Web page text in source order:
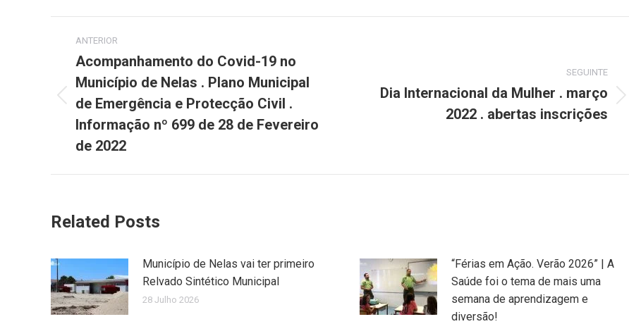
Post
navigation
ANTERIOR
Previous
post:
Acompanhamento do Covid-19 no
Município de Nelas . Plano Municipal
de Emergência e Protecção Civil .
Informação nº 699 de 28 de Fevereiro
de 2022
SEGUINTE
Dia Internacional da Mulher . março
2022 . abertas inscrições
Related Posts
Município de Nelas vai ter primeiro
Relvado Sintético Municipal
28 Julho 2026
“Férias em Ação. Verão 2026” | A
Saúde foi o tema de mais uma
semana de aprendizagem e
diversão!